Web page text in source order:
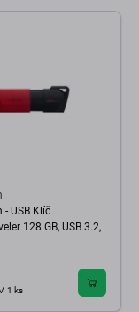
- USB Klíč
128 GB, USB 3.2,
1 ks